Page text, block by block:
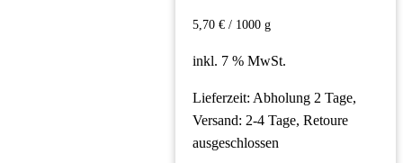
5,70 €/ 1000 g
inkl. 7 % MwSt.
Lieferzeit: Abholung 2 Tage,
Versand: 2-4 Tage, Retoure
ausgeschlossen